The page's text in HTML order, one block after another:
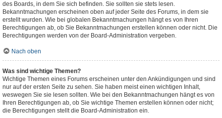
des Boards, in dem Sie sich befinden. Sie sollten sie stets lesen.
Bekanntmachungen erscheinen oben auf jeder Seite des Forums, in dem sie
erstellt wurden. Wie bei globalen Bekanntmachungen hängt es von Ihren
Berechtigungen ab, ob Sie Bekanntmachungen erstellen können oder nicht. Die
Berechtigungen werden von der Board-Administration vergeben.
Nach oben
Was sind wichtige Themen?
Wichtige Themen eines Forums erscheinen unter den Ankündigungen und sind
nur auf der ersten Seite zu sehen. Sie haben meist einen wichtigen Inhalt,
weswegen Sie sie lesen sollten. Wie bei den Bekanntmachungen hängt es von
Ihren Berechtigungen ab, ob Sie wichtige Themen erstellen können oder nicht;
die Berechtigungen stellt die Board-Administration ein.